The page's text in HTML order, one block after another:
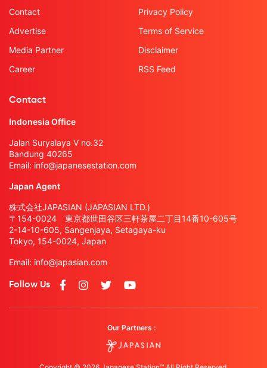
Contact
Advertise
Media Partner
Career
Privacy Policy
Terms of Service
Disclaimer
RSS Feed
Contact
Indonesia Office
Jalan Suryalaya V no.32
Bandung 40265
Email: info@japanesestation.com
Japan Agent
株式会社JAPASIAN (JAPASIAN LTD.)
〒154-0024 東京都世田谷区三軒茶屋二丁目14番10-605号
2-14-10-605, Sangenjaya, Setagaya-ku
Tokyo, 154-0024, Japan
Email: info@japasian.com
Follow Us
Our Partners :